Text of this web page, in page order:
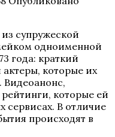
супружеской
одноименной
года: краткий
которые их
Видеоанонс,
которые ей
сервисах. В отличие
происходят в